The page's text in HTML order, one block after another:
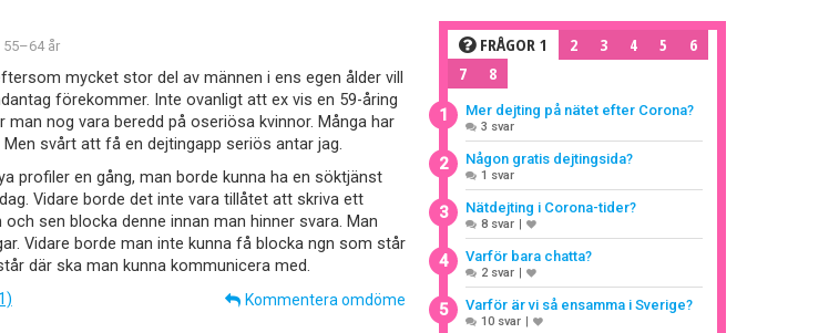
55–64 år
mycket stor del av männen i ens egen ålder vill
förekommer. Inte ovanligt att ex vis en 59-åring
man nog vara beredd på oseriösa kvinnor. Många har
svårt att få en dejtingapp seriös antar jag.
profiler en gång, man borde kunna ha en söktjänst
Vidare borde det inte vara tillåtet att skriva ett
sen blocka denne innan man hinner svara. Man
Vidare borde man inte kunna få blocka ngn som står
där ska man kunna kommunicera med.
Kommentera omdöme
FRÅGOR 1 2 3 4 5
6
7
8
1 Mer dejting på nätet efter Corona?
3 svar
2 Någon gratis dejtingsida?
1 svar
3 Nätdejting i Corona-tider?
8 svar |
4 Varför bara chatta?
2 svar |
5 Varför är vi så ensamma i Sverige?
10 svar |